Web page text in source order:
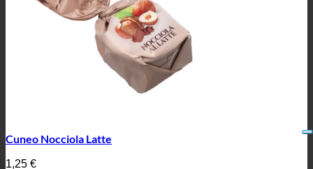
Cuneo Nocciola Latte
1,25 €